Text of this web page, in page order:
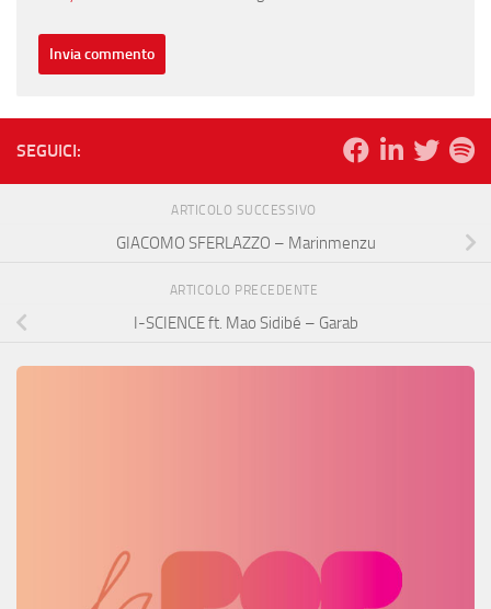
SEGUICI:
ARTICOLO SUCCESSIVO
GIACOMO SFERLAZZO – Marinmenzu
ARTICOLO PRECEDENTE
I-SCIENCE ft. Mao Sidibé – Garab